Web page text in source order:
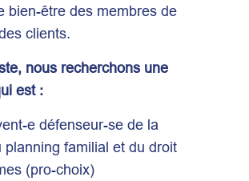
bien-être des membres de
clients.
nous recherchons une
est :
e défenseur-se de la
planning familial et du droit
(pro-choix)